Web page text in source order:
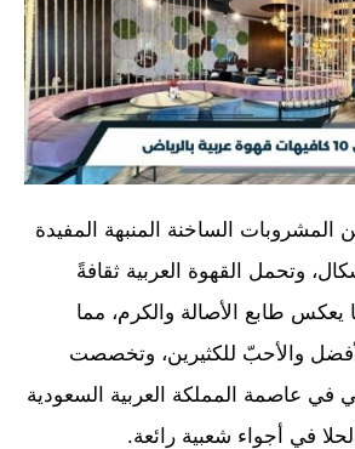
الساخنة المنبهة المفيدة
وتحمل القهوة العربية ثقافةً
يعكس طابع الأصالة والكرم، مما
والأحبّ للكثيرين، وتخصصت
عاصمة المملكة العربية السعودية
في أجواء شعبية رائعة.